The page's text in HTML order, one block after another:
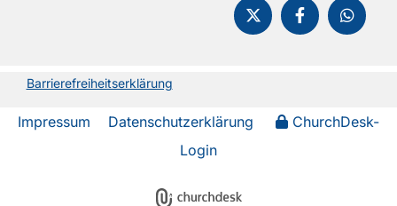
Barrierefreiheitserklärung
Impressum Datenschutzerklärung
ChurchDesk-
Login